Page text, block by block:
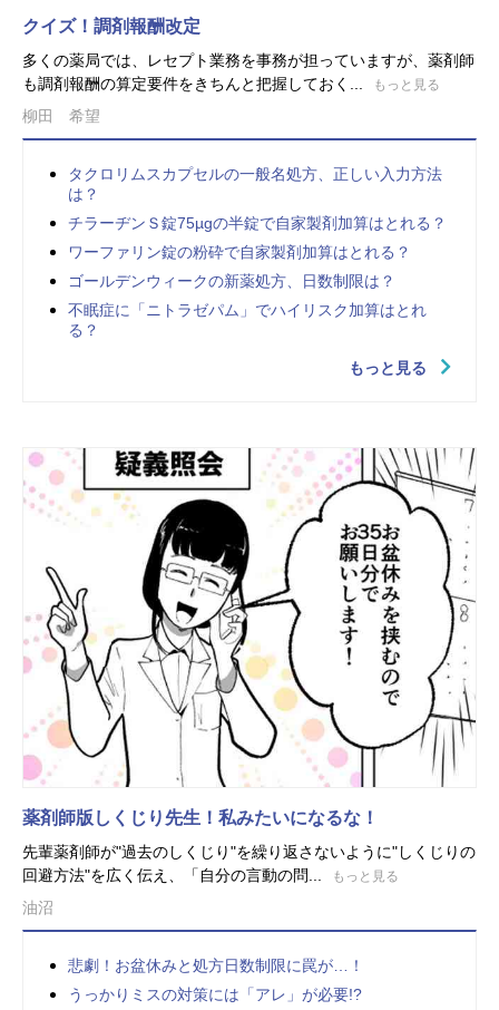
クイズ！調剤報酬改定
多くの薬局では、レセプト業務を事務が担っていますが、薬剤師
も調剤報酬の算定要件をきちんと把握しておく...
もっと見る
柳田 希望
タクロリムスカプセルの一般名処方、正しい入力方法
は？
チラーヂンＳ錠75µgの半錠で自家製剤加算はとれる？
ワーファリン錠の粉砕で自家製剤加算はとれる？
ゴールデンウィークの新薬処方、日数制限は？
不眠症に「ニトラゼパム」でハイリスク加算はとれ
る？
もっと見る
薬剤師版しくじり先生！私みたいになるな！
先輩薬剤師が"過去のしくじり"を繰り返さないように"しくじりの
回避方法"を広く伝え、「自分の言動の問...
もっと見る
油沼
悲劇！お盆休みと処方日数制限に罠が…！
うっかりミスの対策には「アレ」が必要!?